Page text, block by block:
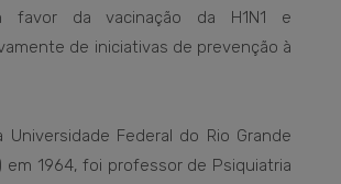
favor da vacinação da H1N1 e
de iniciativas de prevenção à
Universidade Federal do Rio Grande
em 1964, foi professor de Psiquiatria